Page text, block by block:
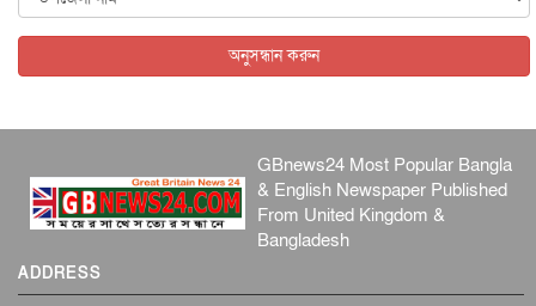
আন্তর্জাতিক ৫ আগস্ট, ২০২৬
অনুসন্ধান করুন
GBnews24 Most Popular Bangla
& English Newspaper Published
From United Kingdom &
Bangladesh
ADDRESS